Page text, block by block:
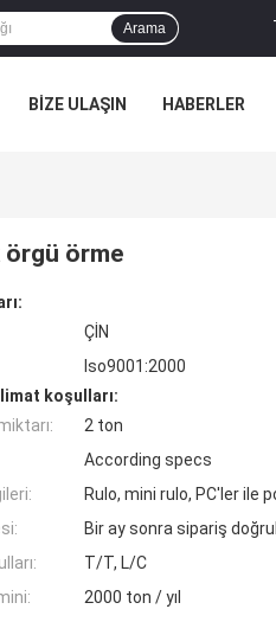
Arama
BIZE ULAŞIN HABERLER
örgü örme
ÇİN
Iso9001:2000
koşulları:
2 ton
According specs
Rulo, mini rulo, PC'ler ile
Bir ay sonra sipariş
T/T, L/C
2000 ton / yıl